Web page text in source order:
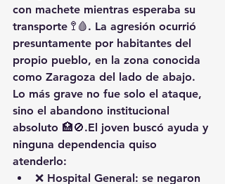
con machete mientras esperaba su
transporte 🚏🩸. La agresión ocurrió
presuntamente por habitantes del
propio pueblo, en la zona conocida
como Zaragoza del lado de abajo.
Lo más grave no fue solo el ataque,
sino el abandono institucional
absoluto 🏥🚫.El joven buscó ayuda y
ninguna dependencia quiso
atenderlo:
❌ Hospital General: se negaron